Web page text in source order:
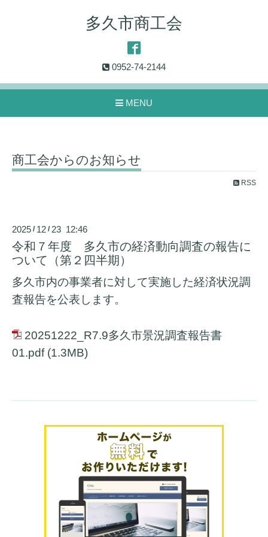
多久市商工会
0952-74-2144
MENU
商工会からのお知らせ
RSS
2025 / 12 / 23 12:46
令和７年度 多久市の経済動向調査の報告に
ついて（第２四半期）
多久市内の事業者に対して実施した経済状況調
査報告を公表します。
20251222_R7.9多久市景況調査報告書
01.pdf(1.3MB)